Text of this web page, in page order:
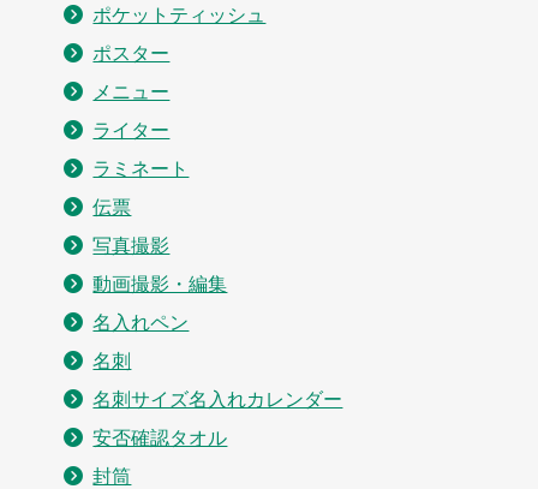
ポケットティッシュ
ポスター
メニュー
ライター
ラミネート
伝票
写真撮影
動画撮影・編集
名入れペン
名刺
名刺サイズ名入れカレンダー
安否確認タオル
封筒